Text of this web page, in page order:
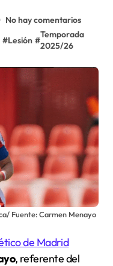
No hay comentarios
#Lesión #
Temporada
2025/26
Fuente: Carmen Menayo
de Madrid
, referente del